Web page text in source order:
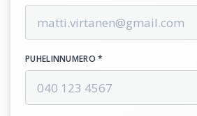
PUHELINNUMERO *